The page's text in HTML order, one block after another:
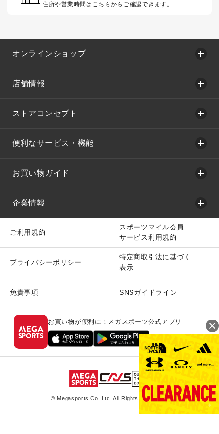
住所や営業時間はこちらからご確認できます。
オンラインショップ
店舗情報
ストアコンセプト
便利なサービス・機能
お買い物ガイド
企業情報
ご利用規約
スポーツマイル会員
サービス利用規約
プライバシーポリシー
特定商取引法に基づく
表示
免責事項 SNSガイドライン
お買い物が便利に！メガスポーツ公式アプリ
© Megasports Co. Ltd. All Rights Reserved.